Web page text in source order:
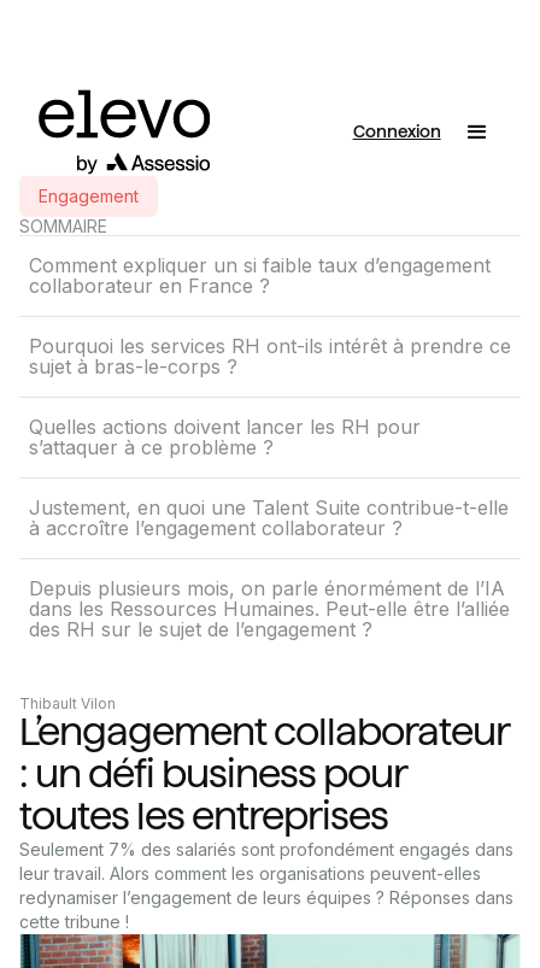
Connexion
Engagement
SOMMAIRE
Comment expliquer un si faible taux d’engagement
collaborateur en France ?
Pourquoi les services RH ont-ils intérêt à prendre ce
sujet à bras-le-corps ?
Quelles actions doivent lancer les RH pour
s’attaquer à ce problème ?
Justement, en quoi une Talent Suite contribue-t-elle
à accroître l’engagement collaborateur ?
Depuis plusieurs mois, on parle énormément de l’IA
dans les Ressources Humaines. Peut-elle être l’alliée
des RH sur le sujet de l’engagement ?
Thibault Vilon
L’engagement collaborateur
: un défi business pour
toutes les entreprises
Seulement 7% des salariés sont profondément engagés dans
leur travail. Alors comment les organisations peuvent-elles
redynamiser l’engagement de leurs équipes ? Réponses dans
cette tribune !